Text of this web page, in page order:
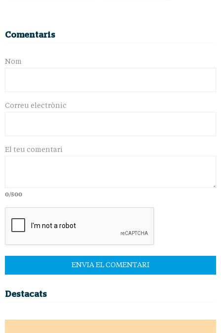
Comentaris
Nom
Correu electrònic
El teu comentari
0/500
Destacats